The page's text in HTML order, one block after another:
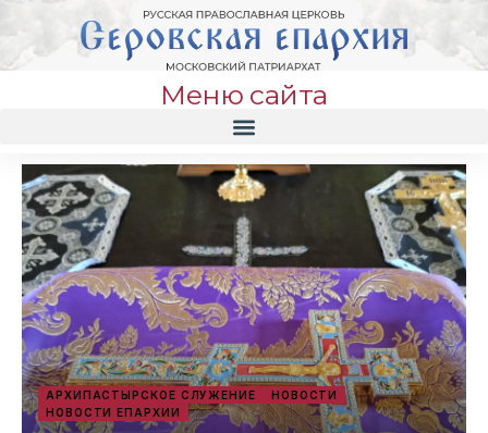
Меню сайта
АРХИПАСТЫРСКОЕ СЛУЖЕНИЕ
НОВОСТИ
НОВОСТИ ЕПАРХИИ